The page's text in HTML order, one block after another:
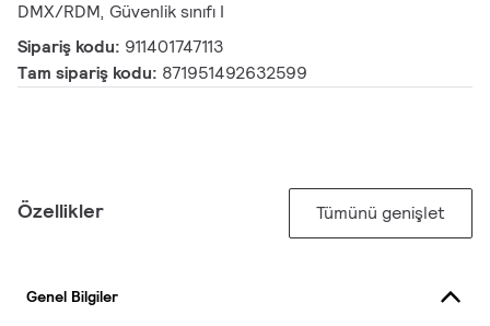
DMX/RDM, Güvenlik sınıfı I
Sipariş kodu: 911401747113
Tam sipariş kodu: 871951492632599
Özellikler Tümünü genişlet
Genel Bilgiler